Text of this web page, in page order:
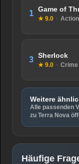
1
★ 9.0 · Action
3 Sherlock
★ 9.0 · Crime
Weitere
Alle passenden
zu Terra Nova
Häufige